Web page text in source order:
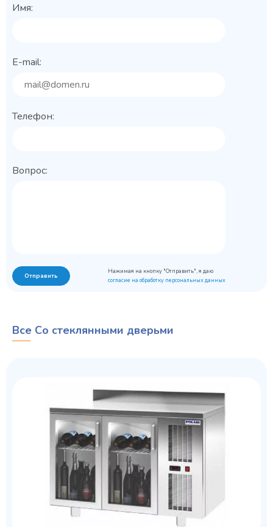
Имя:
E-mail:
Телефон:
Вопрос:
Отправить
Нажимая на кнопку "Отправить", я даю
согласие на обработку персональных данных
Все Со стеклянными дверьми